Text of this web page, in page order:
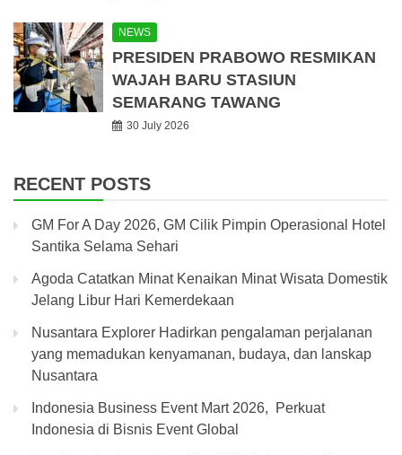
NEWS
PRESIDEN PRABOWO RESMIKAN
WAJAH BARU STASIUN
SEMARANG TAWANG
30 July 2026
RECENT POSTS
GM For A Day 2026, GM Cilik Pimpin Operasional Hotel
Santika Selama Sehari
Agoda Catatkan Minat Kenaikan Minat Wisata Domestik
Jelang Libur Hari Kemerdekaan
Nusantara Explorer Hadirkan pengalaman perjalanan
yang memadukan kenyamanan, budaya, dan lanskap
Nusantara
Indonesia Business Event Mart 2026, Perkuat
Indonesia di Bisnis Event Global